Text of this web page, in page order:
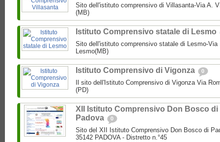
Sito dell'istituto comprensivo di Villasanta-Via A.
(MB)
Istituto Comprensivo statale di Lesmo
Sito dell'istituto comprensivo statale di Lesmo-Via
Lesmo(MB)
Istituto Comprensivo di Vigonza 0
Il sito dell'Istituto Comprensivo di Vigonza Via
(PD)
XII Istituto Comprensivo Don Bosco di
Padova
0
Sito del XII Istituto Comprensivo Don Bosco di
35142 PADOVA - Distretto n.°45